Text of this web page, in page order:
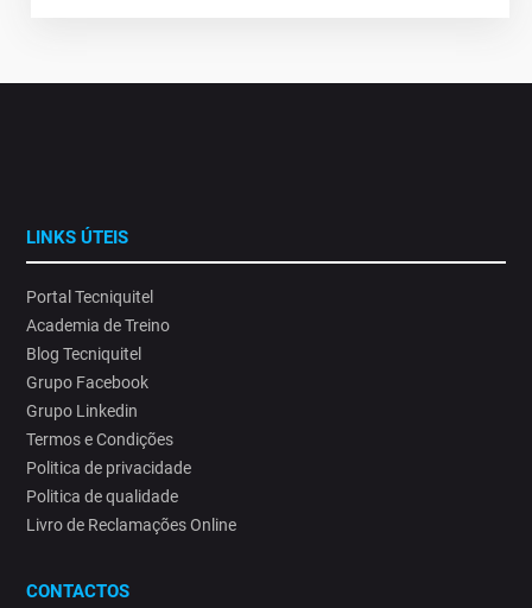
LINKS ÚTEIS
Portal Tecniquitel
Academia de Treino
Blog Tecniquitel
Grupo Facebook
Grupo Linkedin
Termos e Condições
Politica de privacidade
Politica de qualidade
Livro de Reclamações Online
CONTACTOS